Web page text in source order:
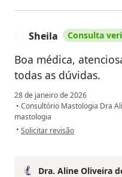
Sheila Consulta
Boa médica,
todas as dúvidas.
28 de janeiro de 2026
• Consultório Mastologia Dra
mastologia
• na opinião do utilizador Sheila
Solicitar revisão
Dra. Aline Oliveira